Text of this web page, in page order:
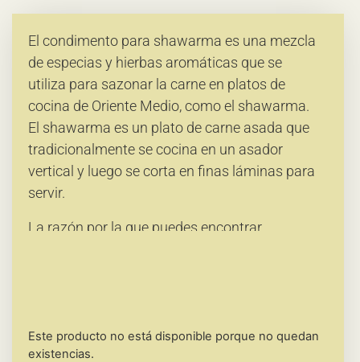
El condimento para shawarma es una mezcla
de especias y hierbas aromáticas que se
utiliza para sazonar la carne en platos de
cocina de Oriente Medio, como el shawarma.
El shawarma es un plato de carne asada que
tradicionalmente se cocina en un asador
vertical y luego se corta en finas láminas para
servir.
La razón por la que puedes encontrar
condimento compuesto por comino, canela,
Este producto no está disponible porque no quedan
existencias.